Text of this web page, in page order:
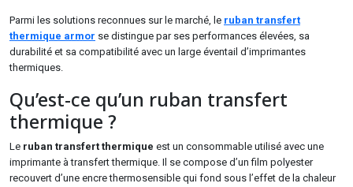
Parmi les solutions reconnues sur le marché, le ruban transfert
thermique armor se distingue par ses performances élevées, sa
durabilité et sa compatibilité avec un large éventail d’imprimantes
thermiques.
Qu’est-ce qu’un ruban transfert
thermique ?
Le ruban transfert thermique est un consommable utilisé avec une
imprimante à transfert thermique. Il se compose d’un film polyester
recouvert d’une encre thermosensible qui fond sous l’effet de la chaleur